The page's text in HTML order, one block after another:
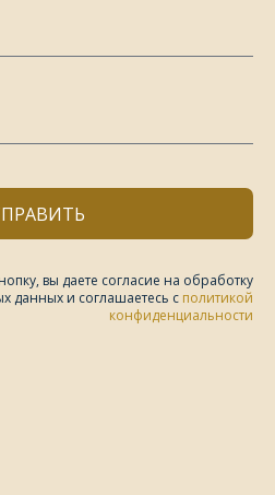
вы даете согласие на обработку
данных и соглашаетесь c политикой
конфиденциальности